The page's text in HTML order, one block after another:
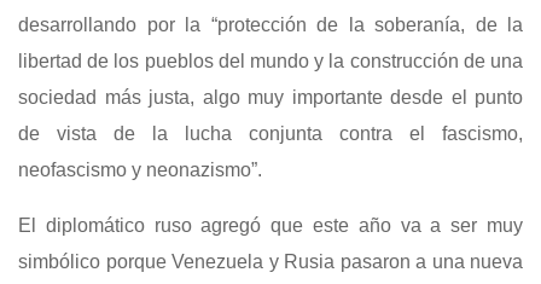
desarrollando por la “protección de la soberanía, de la
libertad de los pueblos del mundo y la construcción de una
sociedad más justa, algo muy importante desde el punto
de vista de la lucha conjunta contra el fascismo,
neofascismo y neonazismo”.
El diplomático ruso agregó que este año va a ser muy
simbólico porque Venezuela y Rusia pasaron a una nueva